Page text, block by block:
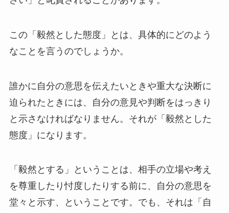
この「毅然とした態度」とは、具体的にどのよう
なことを言うのでしょうか。
誰かに自分の意思を伝えたいときや重大な決断に
迫られたときには、自分の意見や判断をはっきり
と示さなければなりません。それが「毅然とした
態度」になります。
「毅然とする」ということは、相手の立場や考え
を尊重したり忖度したりする前に、自分の意思を
堂々と示す、ということです。でも、それは「自